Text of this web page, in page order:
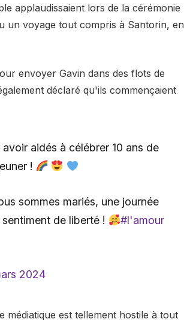
applaudissaient lors de la cérémonie
un voyage tout compris à Santorin, en
envoyer Gavin dans des flots de
déclaré qu'ils commençaient
aidés à célébrer 10 ans de
!
sommes mariés, une journée
de liberté !
#l'amour
2024
médiatique est tellement hostile à tout